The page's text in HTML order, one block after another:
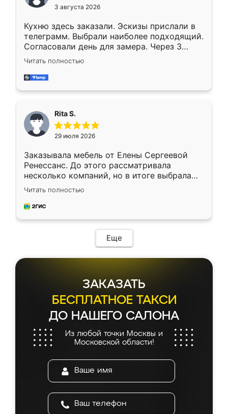
3 августа 2026
Кухню здесь заказали. Эскизы прислали в
телеграмм. Выбрали наиболее подходящий.
Согласовали день для замера. Через 3
недели кухня была уже готова. Остались
довольны работой. Спасибо Ренессанс
мебель за качественную работу!
Читать полностью
Rita S.
29 июля 2026
Заказывала мебель от Елены Сергеевой
Ренессанс. До этого рассматривала
несколько компаний, но в итоге выбрала
эту. Сначала обговорили условия, потом
приехал замерщик, всё спокойно объяснил
и снял размеры. Изготовили в срок, с
мебель сразу встала на свое место без
каких-либо доработок. Качеством осталась
довольна, все выглядит так, как и ожидала.
Читать полностью
Еще
ЗАКАЗАТЬ
БЕСПЛАТНОЕ ТАКСИ
ДО НАШЕГО САЛОНА
Из любой точки Москвы и
Московской области!